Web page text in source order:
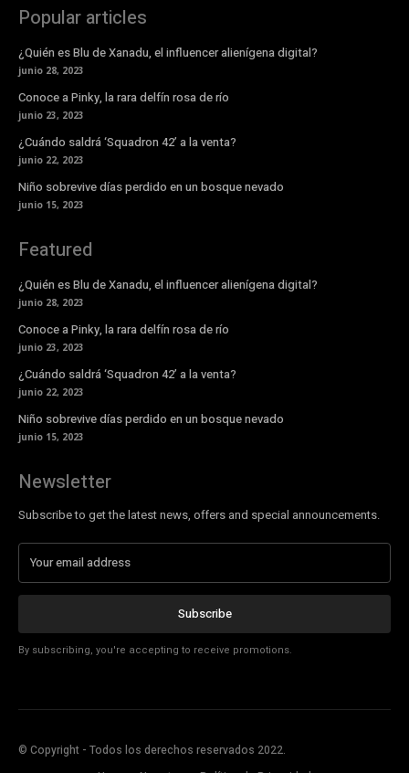
Popular articles
¿Quién es Blu de Xanadu, el influencer alienígena digital?
junio 28, 2023
Conoce a Pinky, la rara delfín rosa de río
junio 23, 2023
¿Cuándo saldrá ‘Squadron 42’ a la venta?
junio 22, 2023
Niño sobrevive días perdido en un bosque nevado
junio 15, 2023
Featured
¿Quién es Blu de Xanadu, el influencer alienígena digital?
junio 28, 2023
Conoce a Pinky, la rara delfín rosa de río
junio 23, 2023
¿Cuándo saldrá ‘Squadron 42’ a la venta?
junio 22, 2023
Niño sobrevive días perdido en un bosque nevado
junio 15, 2023
Newsletter
Subscribe to get the latest news, offers and special announcements.
Subscribe
By subscribing, you're accepting to receive promotions.
© Copyright - Todos los derechos reservados 2022.